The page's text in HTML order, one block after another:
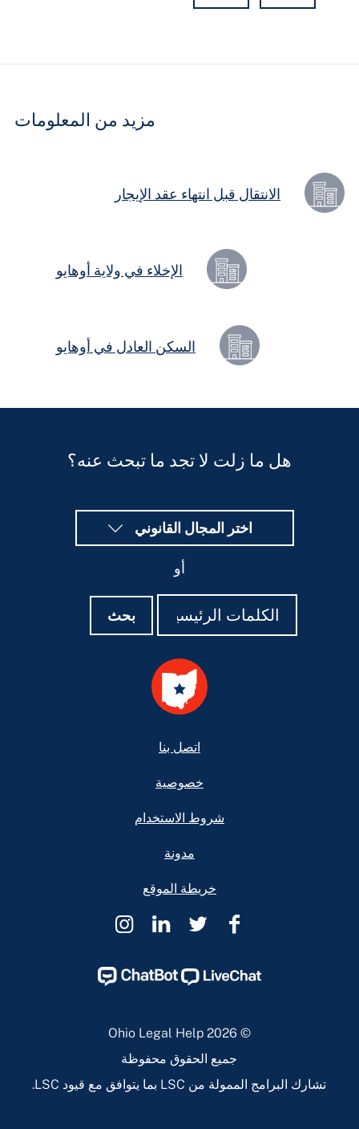
مزيد من المعلومات
الانتقال قبل انتهاء عقد الإيجار
الإخلاء في ولاية أوهايو
السكن العادل في أوهايو
هل ما زلت لا تجد ما تبحث عنه؟
اختر المجال القانوني
أو
بحث
اتصل بنا
خصوصية
شروط الاستخدام
مدونة
خريطة الموقع
Ohio
Help
Page
Ohio
Help
Page
Ohio
Help
Page
Ohio
Help
Page
© 2026 Ohio Legal Help
جميع الحقوق محفوظة
تشارك البرامج الممولة من LSC بما يتوافق مع قيود LSC.